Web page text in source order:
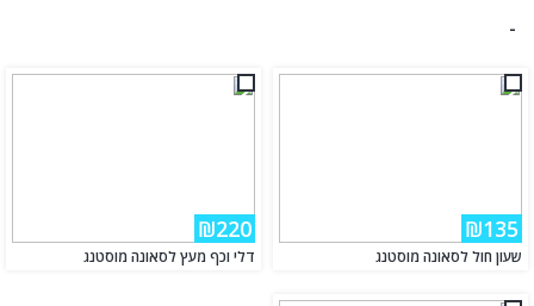
-
₪135
שעון חול לסאונה מוסטנג
₪220
דלי וכף מעץ לסאונה מוסטנג